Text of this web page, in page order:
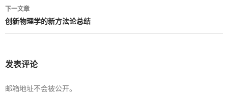
章
导
下一文章
创新物理学的新方法论总结
发表评论
邮箱地址不会被公开。